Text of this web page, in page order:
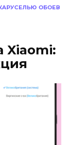
ОБОЕВ
Xiaomi: